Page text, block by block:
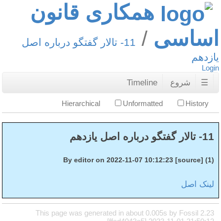
همکاری قانون
اساسی
11- تالار گفتگو درباره اصل
یازدهم
Login
☰ شروع Timeline
Hierarchical Unformatted History
11- تالار گفتگو درباره اصل یازدهم
(1) By editor on 2022-11-07 10:12:23 [source]
لینک اصل
This page was generated in about 0.005s by Fossil 2.23